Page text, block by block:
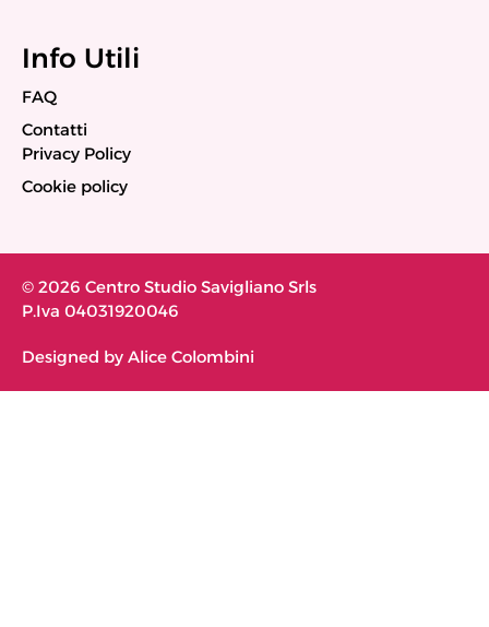
Info Utili
FAQ
Contatti
Privacy Policy
Cookie policy
© 2026 Centro Studio Savigliano Srls
P.Iva 04031920046
Designed by Alice Colombini